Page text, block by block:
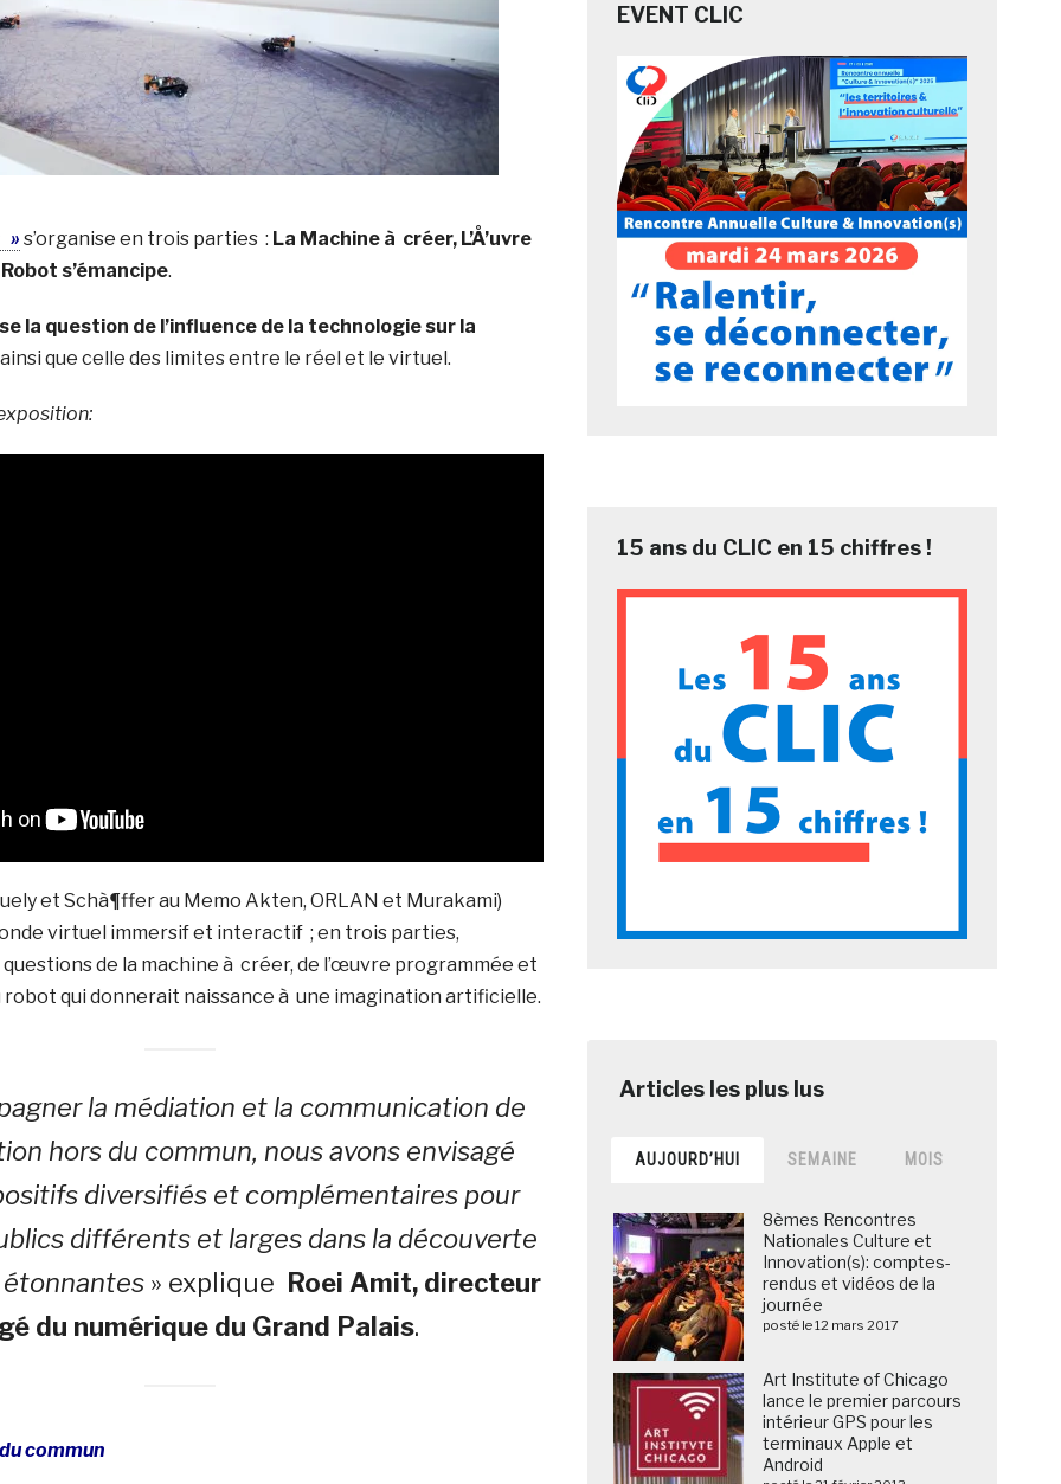
» s’organise en trois parties : La Machine à créer, L’Å’uvre
s’émancipe.
la question de l’influence de la technologie sur la
que celle des limites entre le réel et le virtuel.
et Schà¶ffer au Memo Akten, ORLAN et Murakami)
virtuel immersif et interactif ; en trois parties,
questions de la machine à créer, de l’œuvre programmée et
robot qui donnerait naissance à une imagination artificielle.
la médiation et la communication de
hors du commun, nous avons envisagé
diversifiés et complémentaires pour
différents et larges dans la découverte
» explique
Roei Amit, directeur
du numérique du Grand Palais.
commun
EVENT CLIC
15 ans du CLIC en 15 chiffres !
AUJOURD’HUI SEMAINE MOIS
8èmes Rencontres
Nationales Culture et
Innovation(s): comptes-
rendus et vidéos de la
journée
posté le 12 mars 2017
Art Institute of Chicago
lance le premier parcours
intérieur GPS pour les
terminaux Apple et
Android